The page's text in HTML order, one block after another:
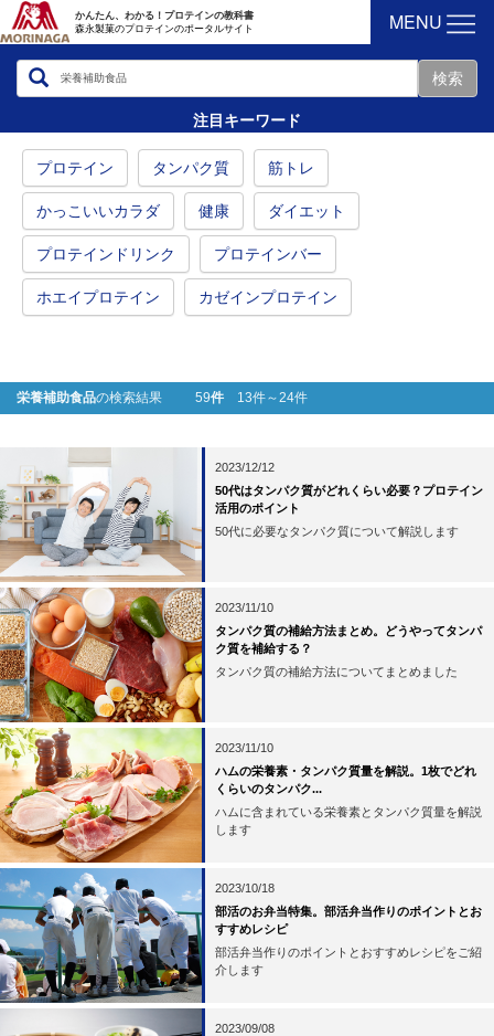
かんたん、わかる！プロテインの教科書
森永製菓のプロテインのポータルサイト
MENU
注目キーワード
プロテイン タンパク質 筋トレ
かっこいいカラダ 健康 ダイエット
プロテインドリンク プロテインバー
ホエイプロテイン カゼインプロテイン
栄養補助食品の検索結果 59件 13件～24件
2023/12/12
50代はタンパク質がどれくらい必要？プロテイン
活用のポイント
50代に必要なタンパク質について解説します
2023/11/10
タンパク質の補給方法まとめ。どうやってタンパ
ク質を補給する？
タンパク質の補給方法についてまとめました
2023/11/10
ハムの栄養素・タンパク質量を解説。1枚でどれ
くらいのタンパク...
ハムに含まれている栄養素とタンパク質量を解説
します
2023/10/18
部活のお弁当特集。部活弁当作りのポイントとお
すすめレシピ
部活弁当作りのポイントとおすすめレシピをご紹
介します
2023/09/08